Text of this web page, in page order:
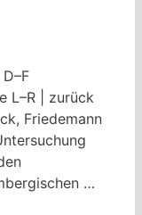
L–R | zurück
Friedemann
…